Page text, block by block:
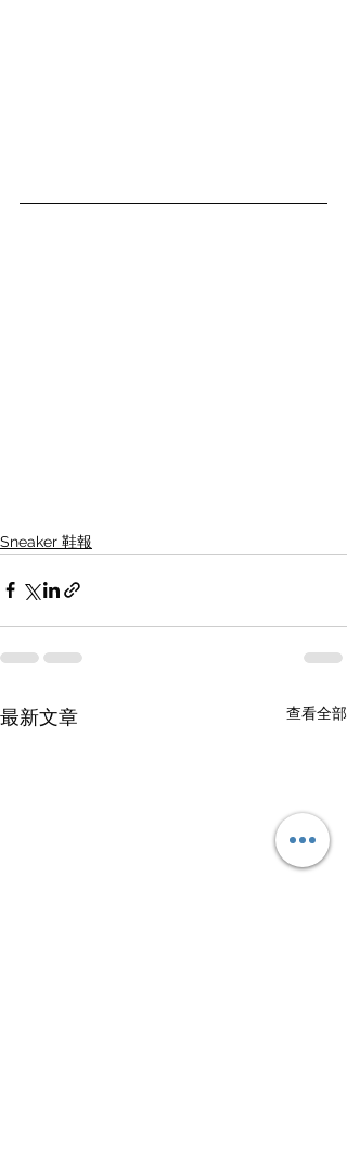
Sneaker 鞋報
最新文章 查看全部